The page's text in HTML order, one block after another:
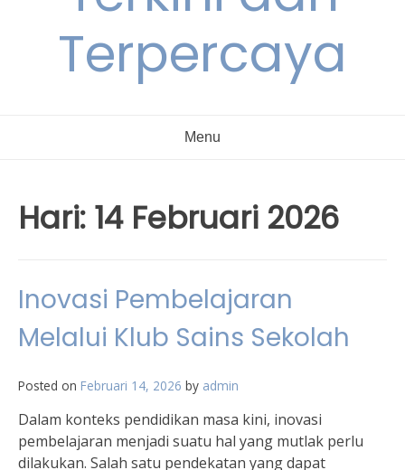
Terpercaya
Menu
Hari: 14 Februari 2026
Inovasi Pembelajaran
Melalui Klub Sains Sekolah
Posted on Februari 14, 2026 by admin
Dalam konteks pendidikan masa kini, inovasi
pembelajaran menjadi suatu hal yang mutlak perlu
dilakukan. Salah satu pendekatan yang dapat